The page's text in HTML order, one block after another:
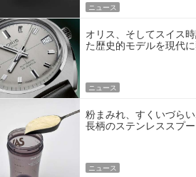
ニュース
オリス、そしてスイス
た歴史的モデルを現代
ニュース
粉まみれ、すくいづら
長柄のステンレススプ
ニュース